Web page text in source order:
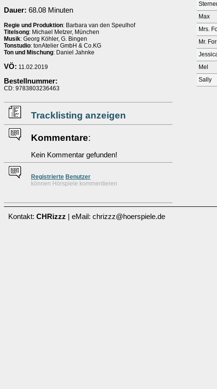
Dauer: 68.08 Minuten
Regie und Produktion: Barbara van den Speulhof
Titelsong: Michael Metzer, München
Musik: Georg Köhler, G. Bingen
Tonstudio: tonAtelier GmbH & Co.KG
Ton und Mischung: Daniel Jahnke
VÖ: 11.02.2019
Bestellnummer:
CD: 9783803236463
Tracklisting anzeigen
Kommentare:
Kein Kommentar gefunden!
Registrierte Benutzer
können Hörspiele kommentieren
Max
Mrs.
Mr.
Mel
Sally
Kontakt: CHRizzz | eMail: chrizzz@hoerspiele.de